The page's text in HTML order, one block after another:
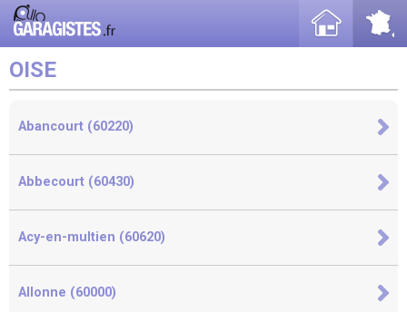
OISE
Abancourt (60220)
Abbecourt (60430)
Acy-en-multien (60620)
Allonne (60000)